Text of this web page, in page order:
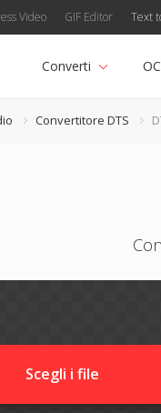
Video GIF Editor Text
Converti
Convertitore DTS
Scegli i file